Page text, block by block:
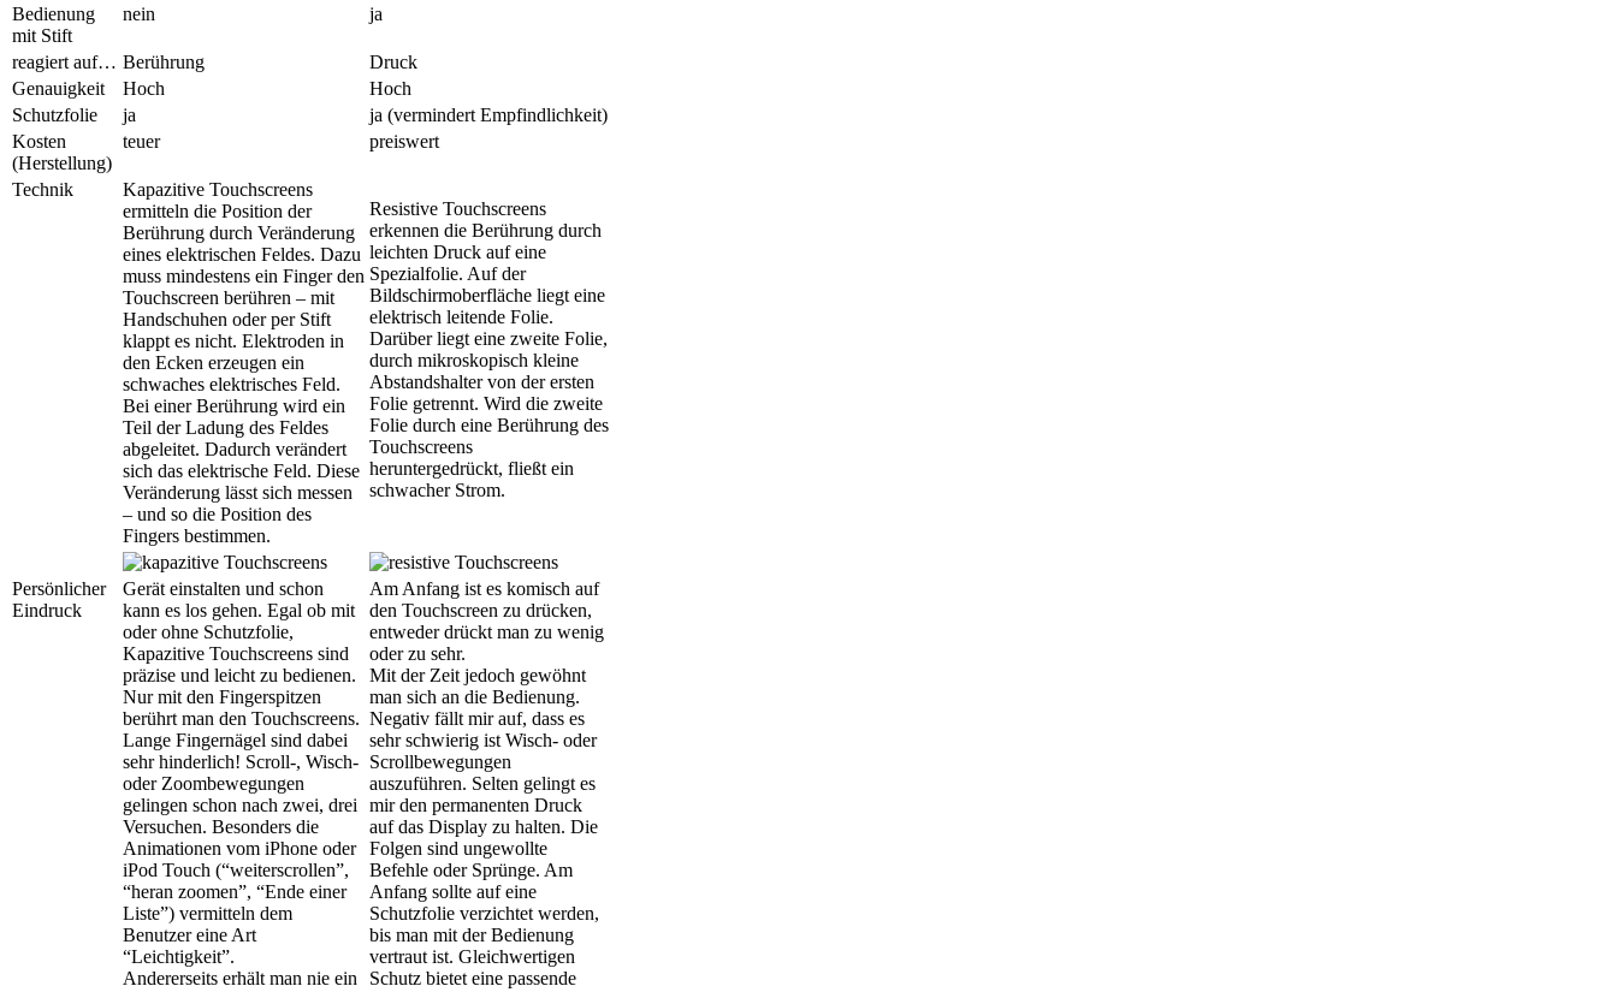
Bedienung
mit Stift
nein ja
reagiert auf… Berührung
Druck
Genauigkeit
Hoch
Hoch
Schutzfolie
ja
ja (vermindert Empfindlichkeit)
Kosten
(Herstellung)
teuer preiswert
Technik
Kapazitive Touchscreens
ermitteln die Position der
Berührung durch Veränderung
eines elektrischen Feldes. Dazu
muss mindestens ein Finger den
Touchscreen berühren – mit
Handschuhen oder per Stift
klappt es nicht. Elektroden in
den Ecken erzeugen ein
schwaches elektrisches Feld.
Bei einer Berührung wird ein
Teil der Ladung des Feldes
abgeleitet. Dadurch verändert
sich das elektrische Feld. Diese
Veränderung lässt sich messen
– und so die Position des
Fingers bestimmen.
Resistive Touchscreens
erkennen die Berührung durch
leichten Druck auf eine
Spezialfolie. Auf der
Bildschirmoberfläche liegt eine
elektrisch leitende Folie.
Darüber liegt eine zweite Folie,
durch mikroskopisch kleine
Abstandshalter von der ersten
Folie getrennt. Wird die zweite
Folie durch eine Berührung des
Touchscreens
heruntergedrückt, fließt ein
schwacher Strom.
Persönlicher
Eindruck
Gerät einstalten und schon
kann es los gehen. Egal ob mit
oder ohne Schutzfolie,
Kapazitive Touchscreens sind
präzise und leicht zu bedienen.
Nur mit den Fingerspitzen
berührt man den Touchscreens.
Lange Fingernägel sind dabei
sehr hinderlich! Scroll-, Wisch-
oder Zoombewegungen
gelingen schon nach zwei, drei
Versuchen. Besonders die
Animationen vom iPhone oder
iPod Touch (“weiterscrollen”,
“heran zoomen”, “Ende einer
Liste”) vermitteln dem
Benutzer eine Art
“Leichtigkeit”.
Andererseits erhält man nie ein
Am Anfang ist es komisch auf
den Touchscreen zu drücken,
entweder drückt man zu wenig
oder zu sehr.
Mit der Zeit jedoch gewöhnt
man sich an die Bedienung.
Negativ fällt mir auf, dass es
sehr schwierig ist Wisch- oder
Scrollbewegungen
auszuführen. Selten gelingt es
mir den permanenten Druck
auf das Display zu halten. Die
Folgen sind ungewollte
Befehle oder Sprünge. Am
Anfang sollte auf eine
Schutzfolie verzichtet werden,
bis man mit der Bedienung
vertraut ist. Gleichwertigen
Schutz bietet eine passende